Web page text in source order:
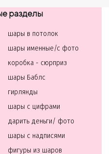
разделы
шары в потолок
шары именные/с фото
коробка - сюрприз
шары Баблс
гирлянды
шары с цифрами
дарить деньги/ фото
шары с надписями
фигуры из шаров